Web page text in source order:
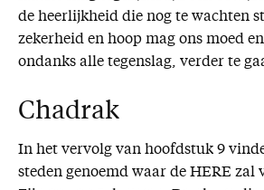
de heerlijkheid die nog te wachten
zekerheid en hoop mag ons moed
ondanks alle tegenslag, verder te
Chadrak
In het vervolg van hoofdstuk 9
steden genoemd waar de HERE zal